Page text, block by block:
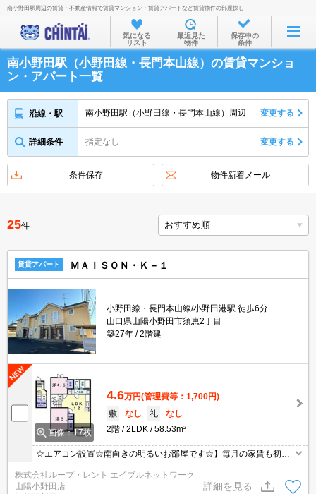
お部屋を探す
沿線・駅から
住所から
家賃相場から
不動産会社から
南小野田駅周辺の賃貸・不動産情報で賃貸マンション・賃貸アパートなど賃貸物件の部屋探し
気になる
リスト
最近見た
物件
保存中の
条件
南小野田駅（小野田線・長門本山線）の賃貸マンショ
ン・アパート一覧
沿線・駅 南小野田駅（小野田線・長門本山線）周辺 変更する
詳細条件 指定なし 変更する
条件保存 物件新着メール
25件
賃貸アパート ＭＡＩＳＯＮ・Ｋ－１
小野田線・長門本山線/小野田港駅 徒歩6分
山口県山陽小野田市須恵2丁目
築27年
2階建
画像：17枚
4.6万円(管理費等：1,700円)
敷
なし 礼
なし
2階
2LDK 58.53m²
☆エアコン設置☆南向きの明るいお部屋です☆】毎月の家賃も初期
費用もクレジットカード払いが可能、家具家電のレンタルプランも
ございます♪☆
株式会社ループ・レント エイブルネットワーク
山陽小野田店
詳細を見る